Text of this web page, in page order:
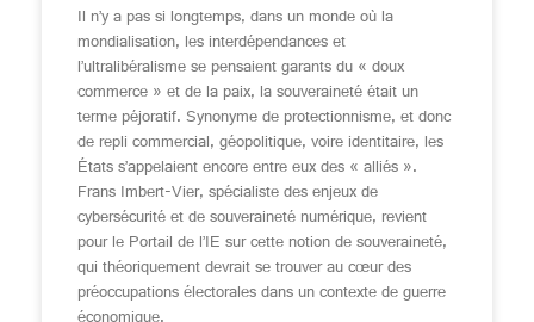
Il n’y a pas si longtemps, dans un monde où la
mondialisation, les interdépendances et
l’ultralibéralisme se pensaient garants du « doux
commerce » et de la paix, la souveraineté était un
terme péjoratif. Synonyme de protectionnisme, et donc
de repli commercial, géopolitique, voire identitaire, les
États s’appelaient encore entre eux des « alliés ».
Frans Imbert-Vier, spécialiste des enjeux de
cybersécurité et de souveraineté numérique, revient
pour le Portail de l’IE sur cette notion de souveraineté,
qui théoriquement devrait se trouver au cœur des
préoccupations électorales dans un contexte de guerre